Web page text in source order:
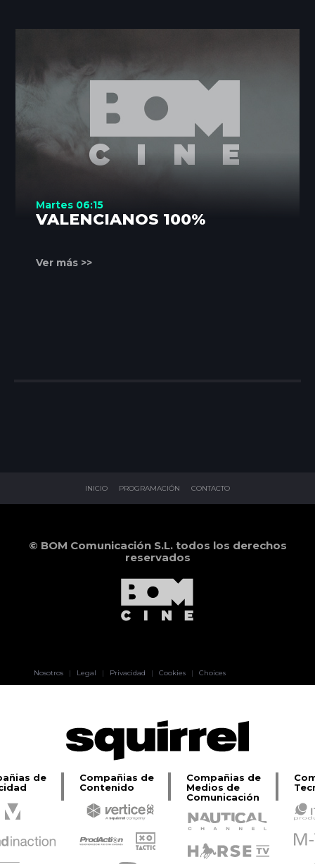
Martes 06:15
VALENCIANOS 100%
Ver más >>
INICIO PROGRAMACIÓN CONTACTO
© BOM Comunicación S.L. todos los derechos
reservados
Nosotros | Legal | Privacidad | Cookies | Choices
de
Compañias de
Contenido
Compañias de
Medios de
Comunicación